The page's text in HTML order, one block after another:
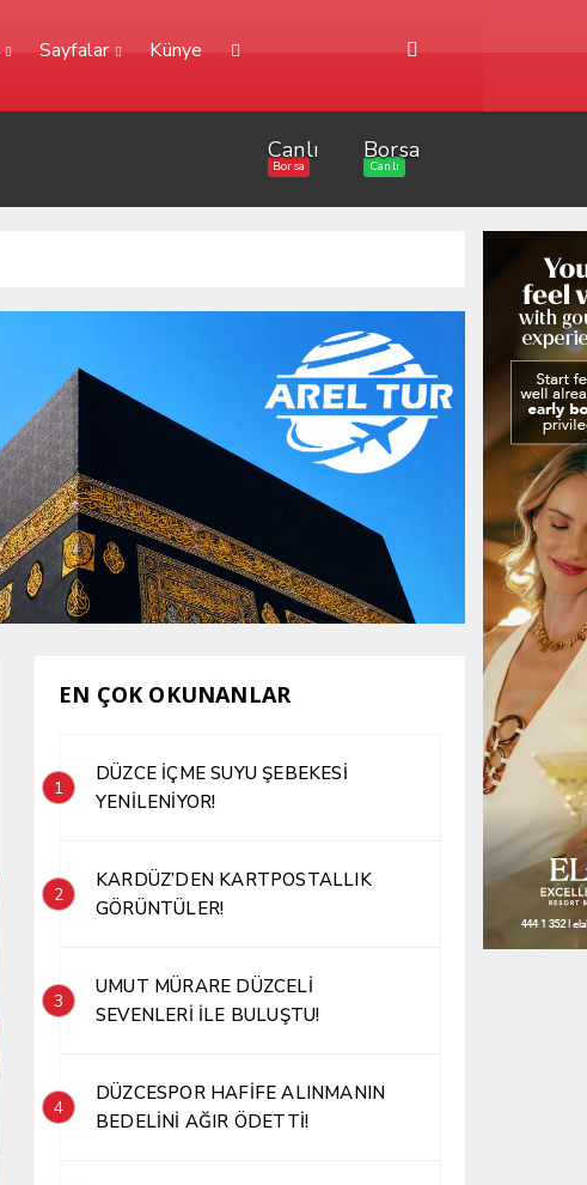
Sayfalar Künye
Canlı
Borsa
Borsa
Canlı
EN ÇOK OKUNANLAR
1
DÜZCE İÇME SUYU ŞEBEKESİ
YENİLENİYOR!
2
KARDÜZ’DEN KARTPOSTALLIK
GÖRÜNTÜLER!
3
UMUT MÜRARE DÜZCELİ
SEVENLERİ İLE BULUŞTU!
4
DÜZCESPOR HAFİFE ALINMANIN
BEDELİNİ AĞIR ÖDETTİ!